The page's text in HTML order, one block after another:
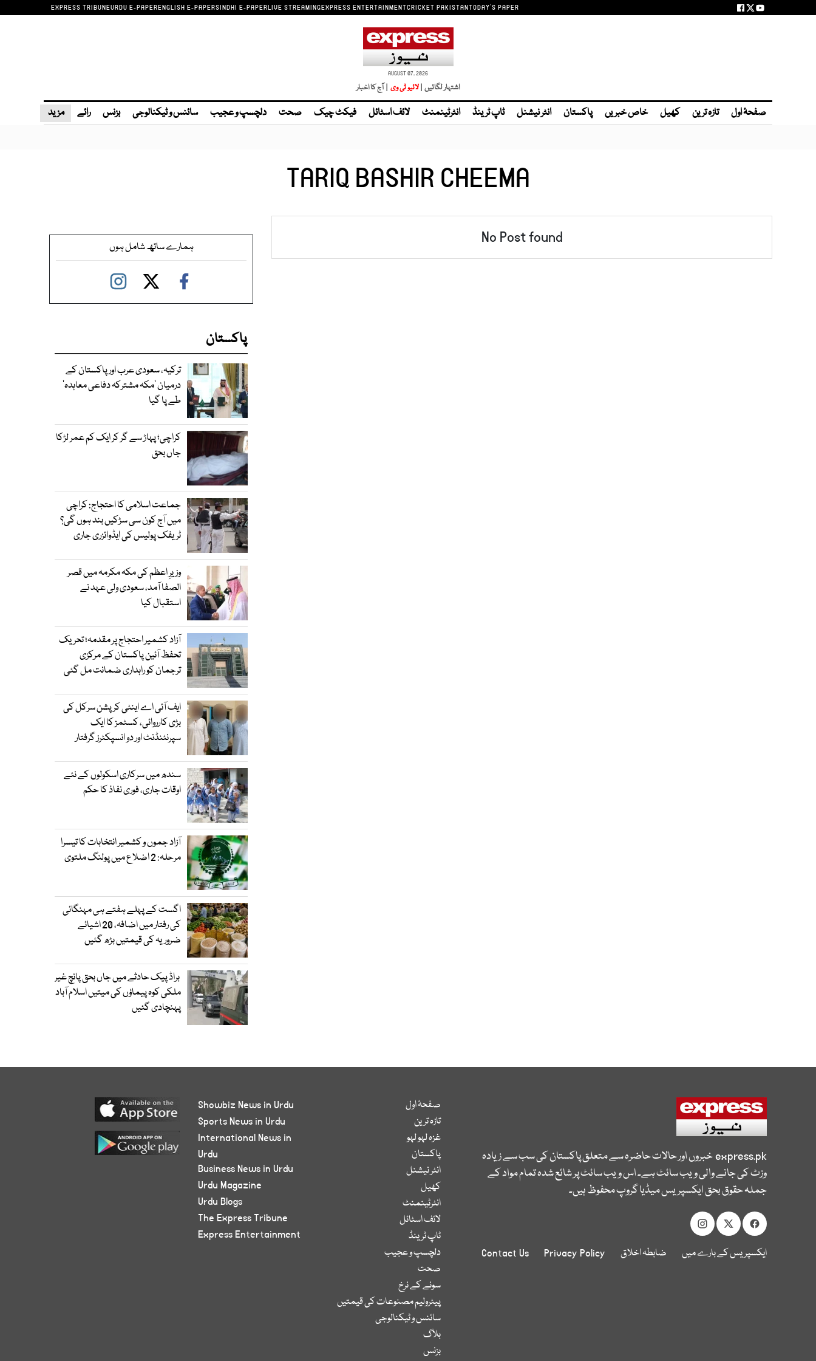
EXPRESS TRIBUNEURDU E-PAPERENGLISH E-PAPERSINDHI E-PAPERLIVE STREAMINGEXPRESS ENTERTAINMENTCRICKET PAKISTANTODAY'S PAPER
AUGUST 07, 2026
اشتہار لگائیں | | آج کا اخبار
صفحۂ اول تازہ ترین کھیل خاص خبریں پاکستان انٹر نیشنل ٹاپ ٹرینڈ انٹرٹینمنٹ لائف اسٹائل فیکٹ چیک صحت دلچسپ و عجیب سائنس و ٹیکنالوجی بزنس رائے مزید
TARIQ BASHIR CHEEMA
No Post found ہمارے ساتھ شامل ہوں
پاکستان
ترکیہ، سعودی عرب اور پاکستان کے
درمیان ’مکہ مشترکہ دفاعی معاہدہ‘
طے پا گیا
کراچی؛ پہاڑ سے گر کر ایک کم عمر لڑکا
جاں بحق
جماعت اسلامی کا احتجاج: کراچی
میں آج کون سی سڑکیں بند ہوں گی؟
ٹریفک پولیس کی ایڈوائزری جاری
وزیرِ اعظم کی مکہ مکرمہ میں قصر
الصفا آمد، سعودی ولی عہد نے
استقبال کیا
آزاد کشمیر احتجاج پر مقدمہ؛ تحریک
تحفظ آئین پاکستان کے مرکزی
ترجمان کو راہداری ضمانت مل گئی
ایف آئی اے اینٹی کرپشن سرکل کی
بڑی کارروائی، کسٹمز کا ایک
سپرنٹنڈنٹ اور دو انسپکٹرز گرفتار
سندھ میں سرکاری اسکولوں کے نئے
اوقات جاری، فوری نفاذ کا حکم
آزاد جموں و کشمیر انتخابات کا تیسرا
مرحلہ: 2 اضلاع میں پولنگ ملتوی
اگست کے پہلے ہفتے ہی مہنگائی
کی رفتار میں اضافہ، 20 اشیائے
ضروریہ کی قیمتیں بڑھ گئیں
براڈ پیک حادثے میں جاں بحق پانچ غیر
ملکی کوہ پیماؤں کی میتیں اسلام آباد
پہنچادی گئیں
express.pkخبروں اور حالات حاضرہ سے متعلق پاکستان کی سب سے زیادہ
وزٹ کی جانے والی ویب سائٹ ہے۔ اس ویب سائٹ پر شائع شدہ تمام مواد کے
جملہ حقوق بحق ایکسپریس میڈیا گروپ محفوظ ہیں۔
ایکسپریس کے بارے میں ضابطہ اخلاق Privacy Policy
Contact Us
صفحۂ اول
تازہ ترین
غزہ لہو لہو
پاکستان
انٹر نیشنل
کھیل
انٹرٹینمنٹ
لائف اسٹائل
ٹاپ ٹرینڈ
دلچسپ و عجیب
صحت
سونے کے نرخ
پیٹرولیم مصنوعات کی قیمتیں
سائنس و ٹیکنالوجی
بلاگ
بزنس
Showbiz News in Urdu
Sports News in Urdu
International News in
Urdu
Business News in Urdu
Urdu Magazine
Urdu Blogs
The Express Tribune
Express Entertainment